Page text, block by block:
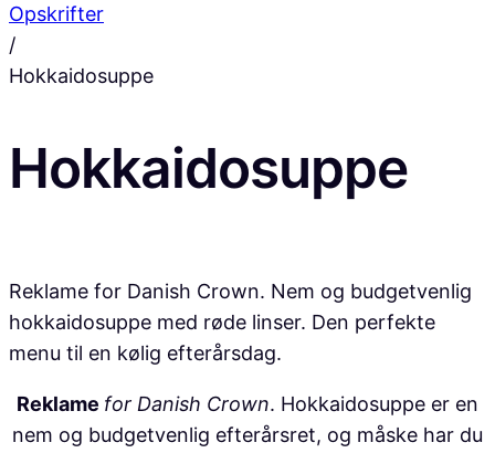
Opskrifter
/
Hokkaidosuppe
Hokkaidosuppe
Reklame for Danish Crown. Nem og budgetvenlig
hokkaidosuppe med røde linser. Den perfekte
menu til en kølig efterårsdag.
Reklame for Danish Crown. Hokkaidosuppe er en
nem og budgetvenlig efterårsret, og måske har du